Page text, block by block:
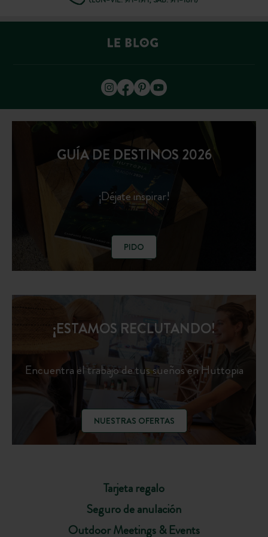
GUÍA DE DESTINOS 2026
¡Déjate inspirar!
PIDO
Tarjeta regalo
Seguro de anulación
Outdoor Meetings & Events
¡ESTAMOS RECLUTANDO!
Encuentra el trabajo de tus sueños en Huttopia
NUESTRAS OFERTAS